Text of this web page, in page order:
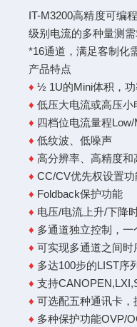
IT-M3200高精度可编
级别电流的多种量测
*16通道，满足客制化
产品特点
♦ ½ 1U的Mini体积，
♦ 低压大电流或高压
♦ 四档位电流量程
♦ 低纹波、低噪声
♦ 高分辨率、高精度和
♦ CC/CV优先权设置功
♦ Foldback保护功能
♦ 电压/电流上升/下降
♦ 多通道独立控制，
♦ 可实现多通道之间时
♦ 多达100步的LIST序
♦ 支持
♦ 可选配五种通讯卡
♦ 多种保护功能OVP/